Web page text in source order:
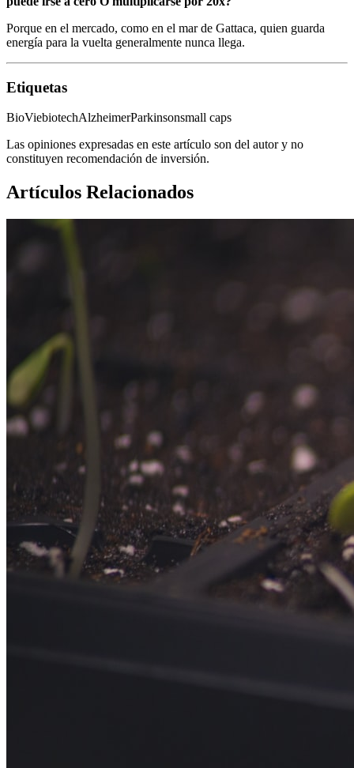
Porque en el mercado, como en el mar de Gattaca, quien guarda
energía para la vuelta generalmente nunca llega.
Etiquetas
BioViebiotechAlzheimerParkinsonsmall caps
Las opiniones expresadas en este artículo son del autor y no
constituyen recomendación de inversión.
Artículos Relacionados